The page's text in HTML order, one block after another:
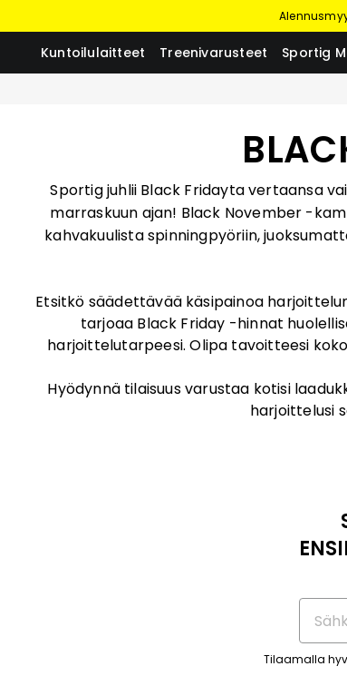
Kuntoilulaitteet Treenivarusteet Sportig
Sportig juhlii Black Fridayta vertaansa
marraskuun ajan! Black November -
kahvakuulista spinningpyöriin,
Etsitkö säädettävää käsipainoa
tarjoaa Black Friday -hinnat
harjoittelutarpeesi. Olipa tavoitteesi
Hyödynnä tilaisuus varustaa kotisi
harjoittelusi
Tilaamalla